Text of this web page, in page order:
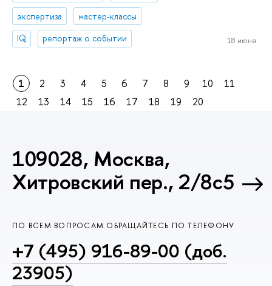
экспертиза
мастер-классы
IQ
репортаж о событии 18 июня
1 2 3 4 5 6 7 8 9 10
11
12
13 14 15 16 17 18 19 20
109028, Москва,
Хитровский пер., 2/8с5
ПО ВСЕМ ВОПРОСАМ ОБРАЩАЙТЕСЬ ПО ТЕЛЕФОНУ
+7 (495) 916-89-00 (доб.
23905)